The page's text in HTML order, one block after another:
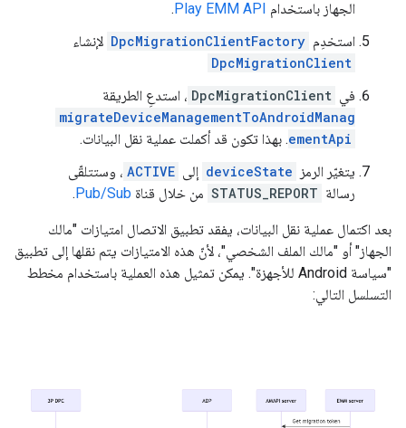
الجهاز باستخدام Play EMM API
.
استخدِم DpcMigrationClientFactory لإنشاء
DpcMigrationClient
في DpcMigrationClient ، استدعِ الطريقة
migrateDeviceManagementToAndroidManag
ementApi. بهذا تكون قد أكملت عملية نقل البيانات.
يتغيّر الرمز deviceState إلى ACTIVE ، وستتلقّى
رسالة STATUS_REPORT من خلال قناة Pub/Sub
.
بعد اكتمال عملية نقل البيانات، يفقد تطبيق الاتصال امتيازات "مالك
الجهاز" أو "مالك الملف الشخصي"، لأنّ هذه الامتيازات يتم نقلها إلى تطبيق
"سياسة Android للأجهزة". يمكن تمثيل هذه العملية باستخدام مخطط
التسلسل التالي: